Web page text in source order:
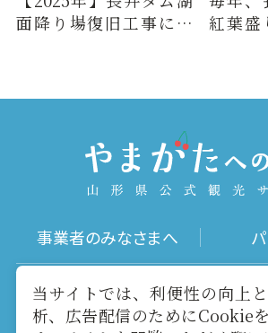
面降り場復旧工事に伴
紅葉盛
事業者のみなさまへ
写真ダウンロード 動
当サイトでは、利便性の向上
析、広告配信のためにCookie